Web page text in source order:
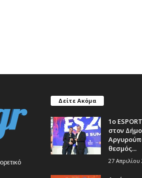
Δείτε Ακόμα
1ο
στον
θεσμός...
27 Απριλίου